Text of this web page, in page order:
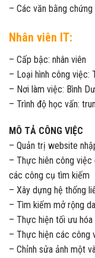
– Các văn bằng
Nhân viên IT:
– Cấp bậc: nhân viên
– Loại hình công việc:
– Nơi làm việc: Bình
– Trình độ học vấn:
MÔ TẢ CÔNG VIỆC
– Quản trị website
– Thực hiên công
các công cụ tìm kiếm
– Xây dựng hệ thống
– Tìm kiếm mở rộng
– Thực hiện tối ưu
– Thực hiện các công
– Chỉnh sửa ảnh một